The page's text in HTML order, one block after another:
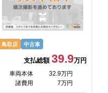
鳥取店 中古車
支払総額39.9万円
車両本体
32.9万円
諸費用
7万円